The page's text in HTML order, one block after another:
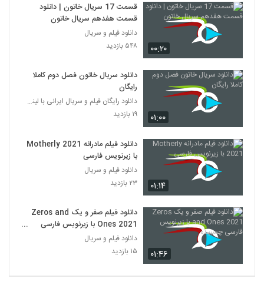
۰۰:۲۰
قسمت 17 سریال خاتون | دانلود
قسمت هفدهم سریال خاتون
دانلود فیلم و سریال
۵۴۸ بازدید
۰۱:۰۰
دانلود سریال خاتون فصل دوم کاملا
رایگان
دانلود رایگان فیلم و سریال ایرانی با لینک مستقیم
۱۹ بازدید
۰۱:۱۴
دانلود فیلم مادرانه Motherly 2021
با زیرنویس فارسی
دانلود فیلم و سریال
۲۳ بازدید
۰۱:۴۶
دانلود فیلم صفر و یک Zeros and
Ones 2021 با زیرنویس فارسی
چسبیده
دانلود فیلم و سریال
۱۵ بازدید